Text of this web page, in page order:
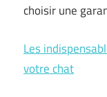
choisir une
Les
votre chat